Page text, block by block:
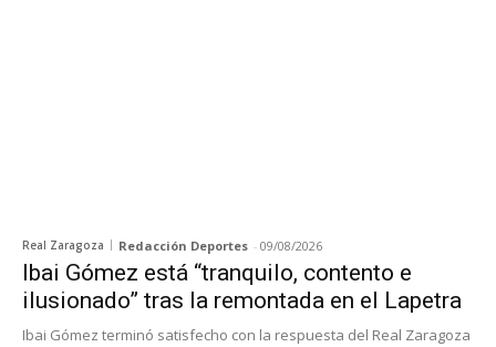
Real Zaragoza Redacción Deportes - 09/08/2026
Ibai Gómez está “tranquilo, contento e
ilusionado” tras la remontada en el Lapetra
Ibai Gómez terminó satisfecho con la respuesta del Real Zaragoza